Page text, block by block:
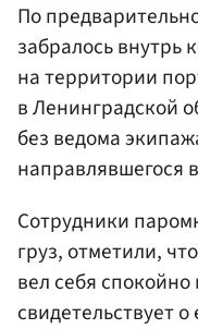
По
забралось внутрь
на территории
в Ленинградской
без ведома
направлявшегося
Сотрудники
груз, отметили,
вел себя
свидетельствует